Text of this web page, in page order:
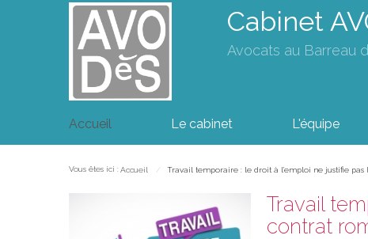
Cabinet
Avocats au Barreau
Accueil Le cabinet L'équipe
Vous êtes ici : Accueil Travail temporaire : le droit à l’emploi ne justifie pas
Travail
contrat